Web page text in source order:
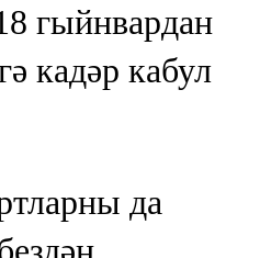
гыйнвардан
кадәр кабул
да